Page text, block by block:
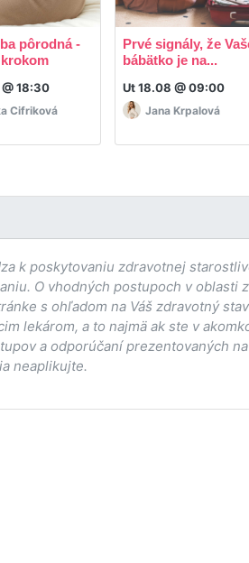
pôrodná -
18:30
Cifriková
Prvé signály, že
bábätko je na...
Ut 18.08 @ 09:00
Jana Krpalová
k poskytovaniu zdravotnej
O vhodných postupoch v oblasti
s ohľadom na Váš zdravotný
lekárom, a to najmä ak ste v
a odporúčaní prezentovaných
neaplikujte.